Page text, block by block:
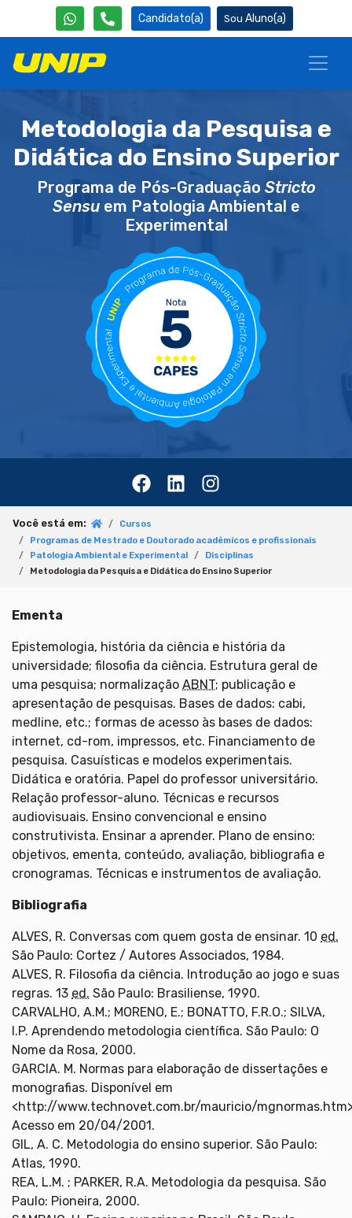
Candidato(a) Aluno(a)
Metodologia da Pesquisa e
Didática do Ensino Superior
Programa de Pós-Graduação Stricto
Sensuem Patologia Ambiental e
Experimental
Você está em:
Cursos
Programas de Mestrado e Doutorado acadêmicos e profissionais
Patologia Ambiental e Experimental
Disciplinas
Metodologia da Pesquisa e Didática do Ensino Superior
Ementa
Epistemologia, história da ciência e história da
universidade; filosofia da ciência. Estrutura geral de
uma pesquisa; normalização ABNT; publicação e
apresentação de pesquisas. Bases de dados: cabi,
medline, etc.; formas de acesso às bases de dados:
internet, cd-rom, impressos, etc. Financiamento de
pesquisa. Casuísticas e modelos experimentais.
Didática e oratória. Papel do professor universitário.
Relação professor-aluno. Técnicas e recursos
audiovisuais. Ensino convencional e ensino
construtivista. Ensinar a aprender. Plano de ensino:
objetivos, ementa, conteúdo, avaliação, bibliografia e
cronogramas. Técnicas e instrumentos de avaliação.
Bibliografia
ALVES, R. Conversas com quem gosta de ensinar. 10 ed.
São Paulo: Cortez / Autores Associados, 1984.
ALVES, R. Filosofia da ciência. Introdução ao jogo e suas
regras. 13 ed. São Paulo: Brasiliense, 1990.
CARVALHO, A.M.; MORENO, E.; BONATTO, F.R.O.; SILVA,
I.P. Aprendendo metodologia científica. São Paulo: O
Nome da Rosa, 2000.
GARCIA. M. Normas para elaboração de dissertações e
monografias. Disponível em
<http://www.technovet.com.br/mauricio/
Acesso em 20/04/2001.
GIL, A. C. Metodologia do ensino superior. São Paulo:
Atlas, 1990.
REA, L.M. ; PARKER, R.A. Metodologia da pesquisa. São
Paulo: Pioneira, 2000.